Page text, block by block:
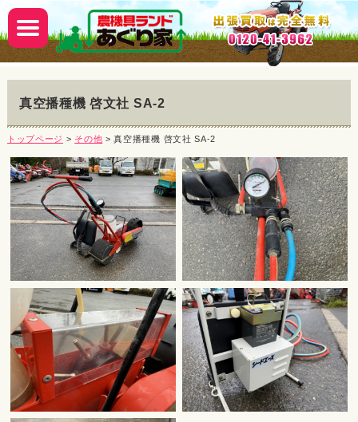
真空播種機 啓文社 SA-2
トップページ > その他 > 真空播種機 啓文社 SA-2